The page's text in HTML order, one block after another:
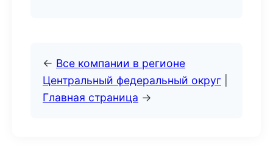
← Все компании в регионе
Центральный федеральный округ
Главная страница →